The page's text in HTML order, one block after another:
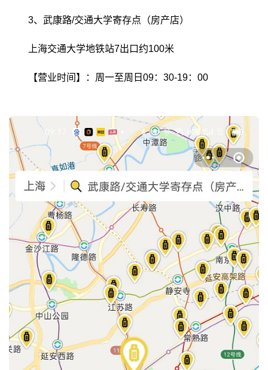
3、武康路/交通大学寄存点（房产店）
上海交通大学地铁站7出口约100米
【营业时间】：周一至周日09：30-19：00